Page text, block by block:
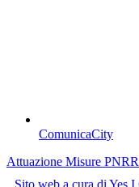
ComunicaCity
Attuazione Misure PNRR